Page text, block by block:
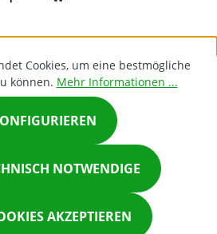
×
Cookies, um eine bestmögliche
können. Mehr Informationen ...
NOTWENDIGE
AKZEPTIEREN